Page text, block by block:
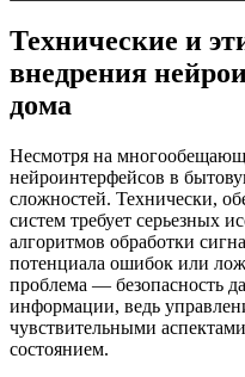
Технические и
внедрения
дома
Несмотря на
нейроинтерфейсов в
сложностей. Технически,
систем требует серьезных
алгоритмов обработки
потенциала ошибок или
проблема — безопасность
информации, ведь
чувствительными
состоянием.